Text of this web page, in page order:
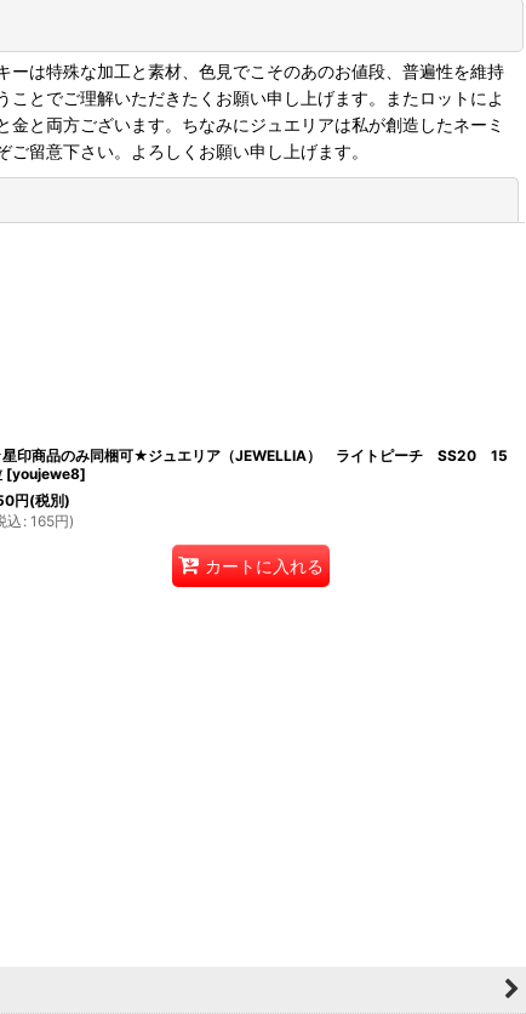
は特殊な加工と素材、色見でこそのあのお値段、普遍性を維持
とでご理解いただきたくお願い申し上げます。またロットによ
と両方ございます。ちなみにジュエリアは私が創造したネーミ
留意下さい。よろしくお願い申し上げます。
印商品のみ同梱可★ジュエリア（JEWELLIA） ライトピーチ SS20 15
[youjewe8]
円(税別)
込 : 165円)
カートに入れる